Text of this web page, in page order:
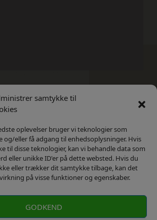
samtykke til
oplevelser bruger vi teknologier som
og/eller få adgang til enhedsoplysninger. Hvis
til disse teknologier, kan vi behandle data som
eller unikke ID'er på dette websted. Hvis du
eller trækker dit samtykke tilbage, kan det
på visse funktioner og egenskaber.
GODKEND